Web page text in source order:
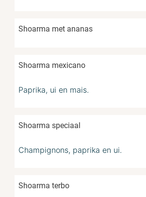
Shoarma met ananas
Shoarma mexicano
Paprika, ui en mais.
Shoarma speciaal
Champignons, paprika en ui.
Shoarma terbo